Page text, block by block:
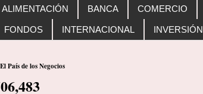
ALIMENTACIÓN BANCA COMERCIO
FONDOS INTERNACIONAL INVERSIÓN
País de los Negocios